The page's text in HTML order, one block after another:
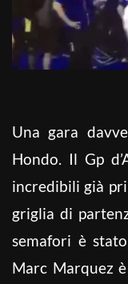
Una gara
Hondo. Il Gp
incredibili già
griglia di
semafori è
Marc Marquez